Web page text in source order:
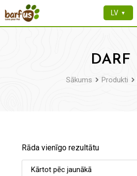
uz
LV ▼
DARF
Sākums Produkti
Rāda vienīgo rezultātu